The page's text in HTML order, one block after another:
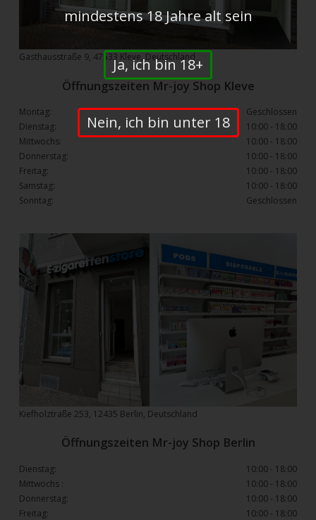
Gasthausstraße 9, 47533 Kleve, Deutschland
Kiefholztraße 253, 12435 Berlin, Deutschland
Öffnungszeiten Mr-joy Shop Kleve
Montag:
Geschlossen
Dienstag:
10:00 - 18:00
Mittwochs:
10:00 - 18:00
Donnerstag:
10:00 - 18:00
Freitag:
10:00 - 18:00
Samstag:
10:00 - 18:00
Sonntag:
Geschlossen
Öffnungszeiten Mr-joy Shop Berlin
Dienstag:
10:00 - 18:00
Mittwochs :
10:00 - 18:00
Donnerstag:
10:00 - 18:00
Freitag:
10:00 - 18:00
mindestens 18 Jahre alt sein
Ja, ich bin 18+
Nein, ich bin unter 18